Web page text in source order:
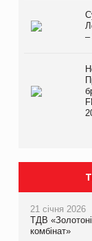
–
21 січня 2026
ТДВ
комбінат»